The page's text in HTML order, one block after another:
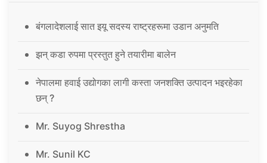
बंगलादेशलाई सात इयू सदस्य राष्ट्रहरूमा उडान अनुमति
झन् कडा रुपमा प्रस्तुत हुने तयारीमा बालेन
नेपालमा हवाई उद्योगका लागी कस्ता जनशक्ति उत्पादन भइरहेका
छन् ?
Mr. Suyog Shrestha
Mr. Sunil KC